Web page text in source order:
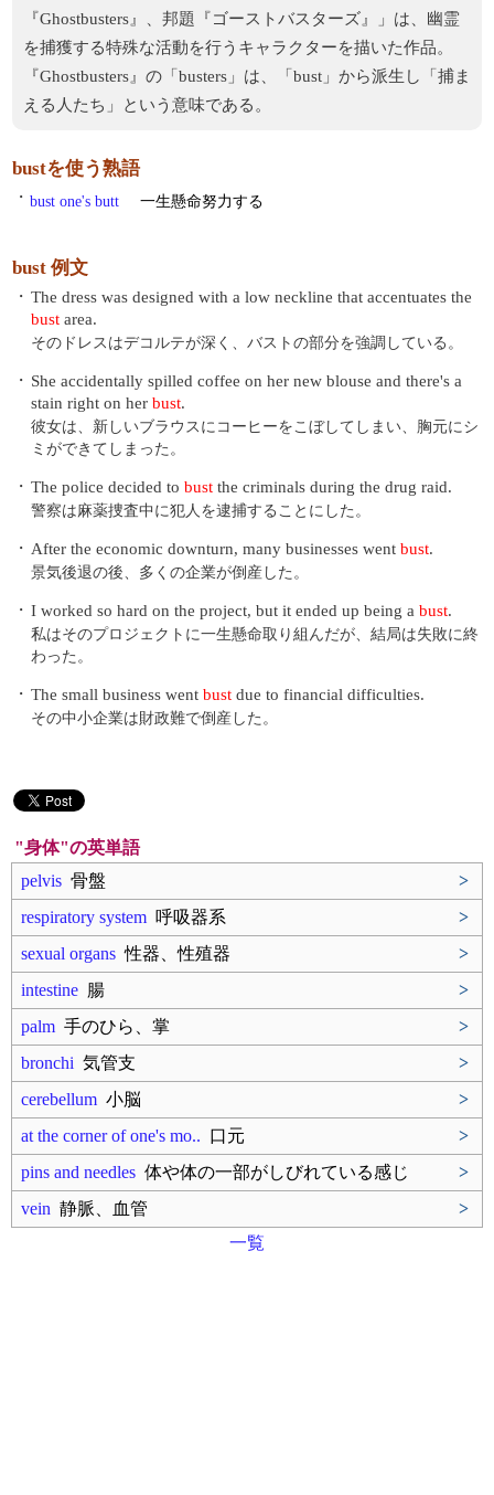
『Ghostbusters』、邦題『ゴーストバスターズ』」は、幽霊
を捕獲する特殊な活動を行うキャラクターを描いた作品。
『Ghostbusters』の「busters」は、「bust」から派生し「捕ま
える人たち」という意味である。
bustを使う熟語
・ bust one's butt 一生懸命努力する
bust 例文
・ The dress was designed with a low neckline that accentuates the
bust area.
そのドレスはデコルテが深く、バストの部分を強調している。
・ She accidentally spilled coffee on her new blouse and there's a
stain right on her bust.
彼女は、新しいブラウスにコーヒーをこぼしてしまい、胸元にシ
ミができてしまった。
・ The police decided to bust the criminals during the drug raid.
警察は麻薬捜査中に犯人を逮捕することにした。
・ After the economic downturn, many businesses went bust.
景気後退の後、多くの企業が倒産した。
・ I worked so hard on the project, but it ended up being a bust.
私はそのプロジェクトに一生懸命取り組んだが、結局は失敗に終
わった。
・ The small business went bust due to financial difficulties.
その中小企業は財政難で倒産した。
"身体"の英単語
pelvis 骨盤
>
respiratory system 呼吸器系
>
sexual organs 性器、性殖器
>
intestine 腸
>
palm 手のひら、掌
>
bronchi 気管支
>
cerebellum 小脳
>
at the corner of one's mo.. 口元
>
pins and needles 体や体の一部がしびれている感じ
>
vein 静脈、血管
>
一覧